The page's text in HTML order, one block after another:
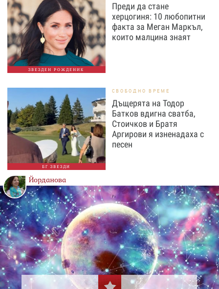
ЗВЕЗДЕН РОЖДЕНИК
Преди да стане
херцогиня: 10 любопитни
факта за Меган Маркъл,
които малцина знаят
БГ ЗВЕЗДИ
СВОБОДНО ВРЕМЕ
Дъщерята на Тодор
Батков вдигна сватба,
Стоичков и Братя
Аргирови я изненадаха с
песен
Йорданова